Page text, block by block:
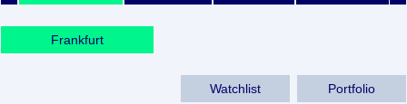
Frankfurt
Watchlist Portfolio